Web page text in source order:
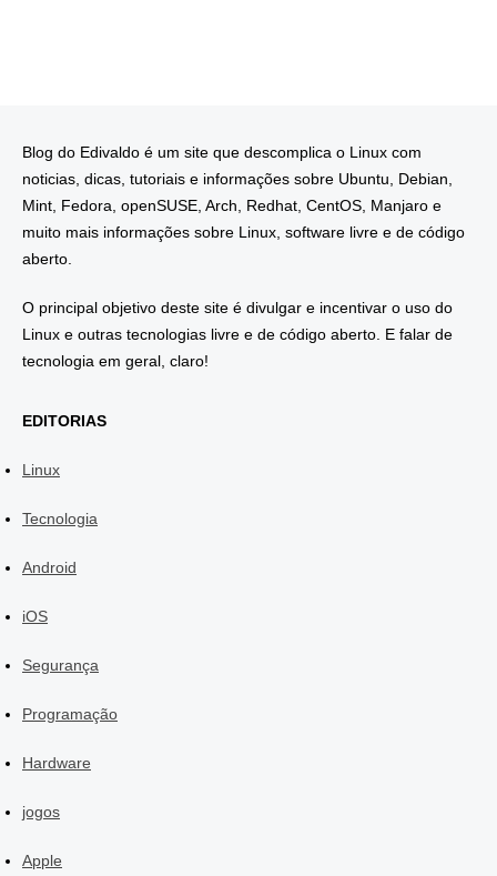
Blog do Edivaldo é um site que descomplica o Linux com
noticias, dicas, tutoriais e informações sobre Ubuntu, Debian,
Mint, Fedora, openSUSE, Arch, Redhat, CentOS, Manjaro e
muito mais informações sobre Linux, software livre e de código
aberto.
O principal objetivo deste site é divulgar e incentivar o uso do
Linux e outras tecnologias livre e de código aberto. E falar de
tecnologia em geral, claro!
EDITORIAS
Linux
Tecnologia
Android
iOS
Segurança
Programação
Hardware
jogos
Apple